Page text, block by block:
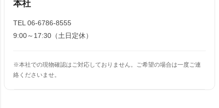
本社
TEL 06-6786-8555
9:00～17:30（土日定休）
※本社での現物確認はご対応しておりません。ご希望の場合は一度ご連
絡くださいませ。